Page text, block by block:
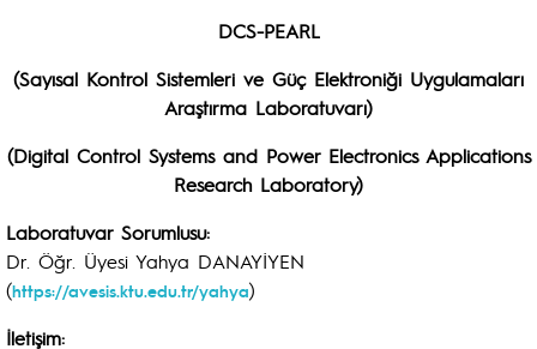
DCS-PEARL
(Sayısal Kontrol Sistemleri ve Güç Elektroniği Uygulamaları
Araştırma Laboratuvarı)
(Digital Control Systems and Power Electronics Applications
Research Laboratory)
Laboratuvar Sorumlusu:
Dr. Öğr. Üyesi Yahya DANAYİYEN
(https://avesis.ktu.edu.tr/yahya)
İletişim: